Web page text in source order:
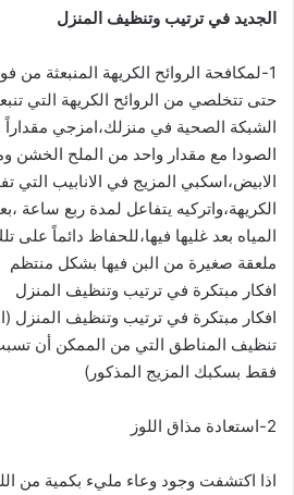
الجديد في ترتيب وتنظيف المنزل
1-لمكافحة الروائح الكريهة المنبعثة من فوهات الامدادات الصحية
حتى تتخلصي من الروائح الكريهة التي
الشبكة الصحية في منزلك،امزجي مقداراً
الصودا مع مقدار واحد من الملح الخشن
الابيض،اسكبي المزيج في الانابيب التي
الكريهة،واتركيه يتفاعل لمدة ربع ساعة
المياه بعد غليها فيها،للحفاظ دائماً
ملعقة صغيرة من البن فيها بشكل منتظم
افكار مبتكرة في ترتيب وتنظيف المنزل
افكار مبتكرة في ترتيب وتنظيف
تنظيف المناطق التي من الممكن أن
فقط بسكبك المزيج المذكور)
2-استعادة مذاق اللوز
اذا اكتشفت وجود وعاء مليء بكمية من